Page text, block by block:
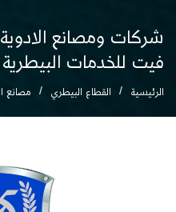
شركات ومصانع
فيت للخدمات البيطرية
الرئيسية القطاع البيطري مصانع